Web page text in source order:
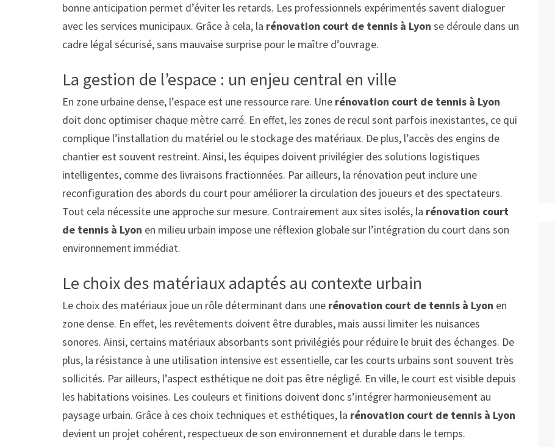
bonne anticipation permet d’éviter les retards. Les professionnels expérimentés savent dialoguer
avec les services municipaux. Grâce à cela, la rénovation court de tennis à Lyon se déroule dans un
cadre légal sécurisé, sans mauvaise surprise pour le maître d’ouvrage.
La gestion de l’espace : un enjeu central en ville
En zone urbaine dense, l’espace est une ressource rare. Une rénovation court de tennis à Lyon
doit donc optimiser chaque mètre carré. En effet, les zones de recul sont parfois inexistantes, ce qui
complique l’installation du matériel ou le stockage des matériaux. De plus, l’accès des engins de
chantier est souvent restreint. Ainsi, les équipes doivent privilégier des solutions logistiques
intelligentes, comme des livraisons fractionnées. Par ailleurs, la rénovation peut inclure une
reconfiguration des abords du court pour améliorer la circulation des joueurs et des spectateurs.
Tout cela nécessite une approche sur mesure. Contrairement aux sites isolés, la rénovation court
de tennis à Lyon en milieu urbain impose une réflexion globale sur l’intégration du court dans son
environnement immédiat.
Le choix des matériaux adaptés au contexte urbain
Le choix des matériaux joue un rôle déterminant dans une rénovation court de tennis à Lyon en
zone dense. En effet, les revêtements doivent être durables, mais aussi limiter les nuisances
sonores. Ainsi, certains matériaux absorbants sont privilégiés pour réduire le bruit des échanges. De
plus, la résistance à une utilisation intensive est essentielle, car les courts urbains sont souvent très
sollicités. Par ailleurs, l’aspect esthétique ne doit pas être négligé. En ville, le court est visible depuis
les habitations voisines. Les couleurs et finitions doivent donc s’intégrer harmonieusement au
paysage urbain. Grâce à ces choix techniques et esthétiques, la rénovation court de tennis à Lyon
devient un projet cohérent, respectueux de son environnement et durable dans le temps.